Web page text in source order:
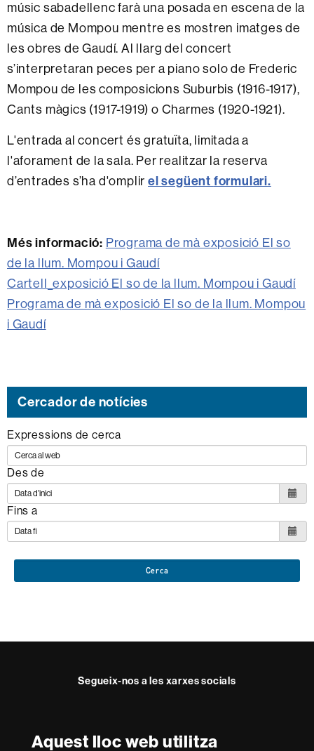
Aquest lloc web utilitza
músic sabadellenc farà una posada en escena de la
música de Mompou mentre es mostren imatges de
les obres de Gaudí. Al llarg del concert
s’interpretaran peces per a piano solo de Frederic
Mompou de les composicions Suburbis (1916-1917),
Cants màgics (1917-1919) o Charmes (1920-1921).
L'entrada al concert és gratuïta, limitada a
l'aforament de la sala. Per realitzar la reserva
d’entrades s’ha d'omplirel següent formulari.
Més informació: Programa de mà exposició El so
de la llum. Mompou i Gaudí
Cartell_exposició El so de la llum. Mompou i Gaudí
Programa de mà exposició El so de la llum. Mompou
i Gaudí
Cercador de notícies
Expressions de cerca
Des de
Fins a
Cerca
Segueix-nos a les xarxes socials